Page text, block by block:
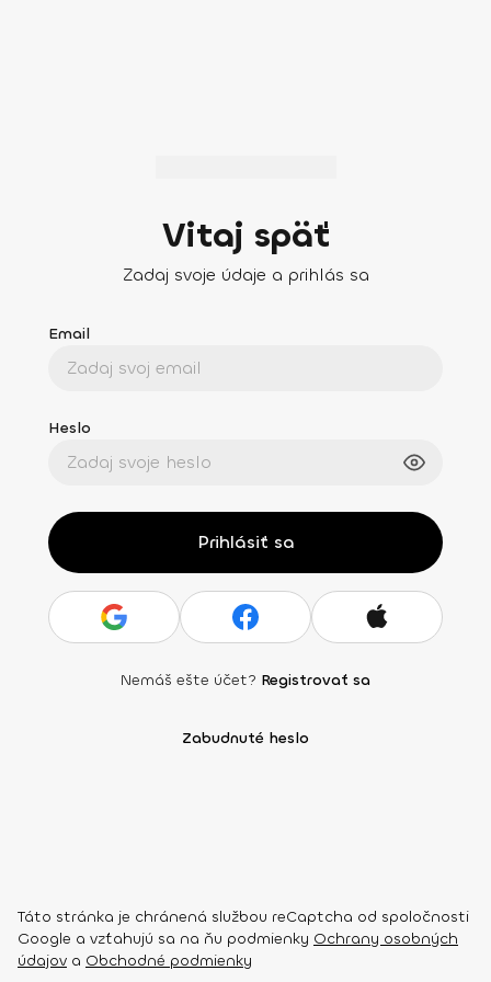
Vitaj späť
Zadaj svoje údaje a prihlás sa
Email
Heslo
Prihlásiť sa
Nemáš ešte účet? Registrovať sa
Zabudnuté heslo
Táto stránka je chránená službou reCaptcha od spoločnosti
Google a vzťahujú sa na ňu podmienky Ochrany osobných
údajov a Obchodné podmienky